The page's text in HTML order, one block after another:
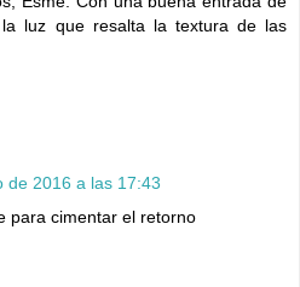
luz que resalta la textura de las
de 2016 a las 17:43
para cimentar el retorno